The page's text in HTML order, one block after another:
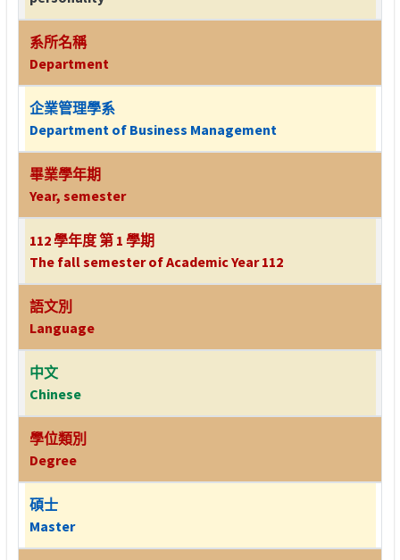
系所名稱
Department
企業管理學系
Department of Business Management
畢業學年期
Year, semester
112 學年度 第 1 學期
The fall semester of Academic Year 112
語文別
Language
中文
Chinese
學位類別
Degree
碩士
Master